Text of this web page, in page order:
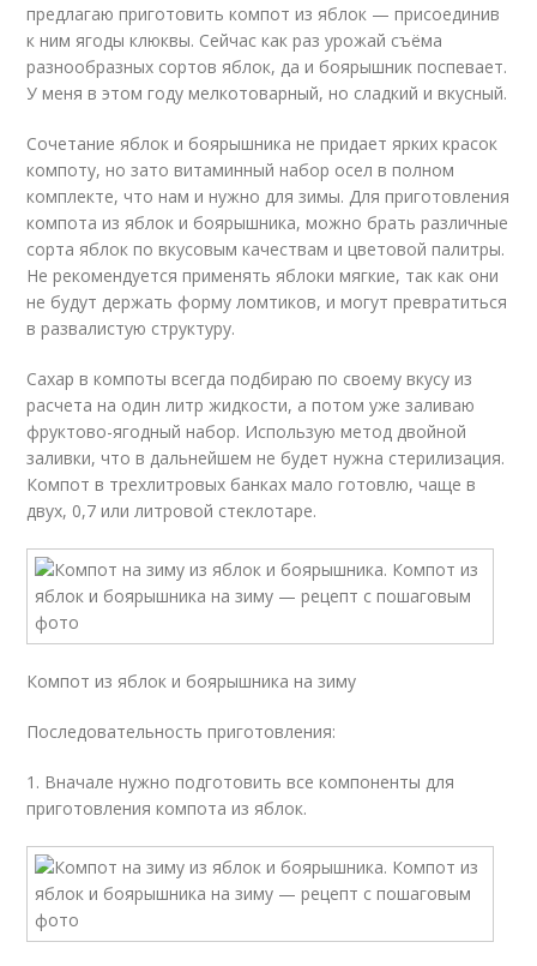
предлагаю приготовить компот из яблок — присоединив
к ним ягоды клюквы. Сейчас как раз урожай съёма
разнообразных сортов яблок, да и боярышник поспевает.
У меня в этом году мелкотоварный, но сладкий и вкусный.
Сочетание яблок и боярышника не придает ярких красок
компоту, но зато витаминный набор осел в полном
комплекте, что нам и нужно для зимы. Для приготовления
компота из яблок и боярышника, можно брать различные
сорта яблок по вкусовым качествам и цветовой палитры.
Не рекомендуется применять яблоки мягкие, так как они
не будут держать форму ломтиков, и могут превратиться
в развалистую структуру.
Сахар в компоты всегда подбираю по своему вкусу из
расчета на один литр жидкости, а потом уже заливаю
фруктово-ягодный набор. Использую метод двойной
заливки, что в дальнейшем не будет нужна стерилизация.
Компот в трехлитровых банках мало готовлю, чаще в
двух, 0,7 или литровой стеклотаре.
Компот из яблок и боярышника на зиму
Последовательность приготовления:
1. Вначале нужно подготовить все компоненты для
приготовления компота из яблок.